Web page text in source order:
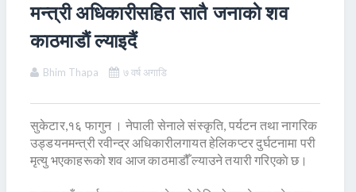
मन्त्री अधिकारीसहित सातै जनाकाे शव
काठमाडाैं ल्याइदैं
Bhim Thapa ७ वर्ष अगाडि
सुकेटार,१६ फागुन । नेपाली सेनाले संस्कृति, पर्यटन तथा नागरिक
उड्डयनमन्त्री रवीन्द्र अधिकारीलगायत हेलिकप्टर दुर्घटनामा परी
मृत्यु भएकाहरूको शव आज काठमाडौँ ल्याउने तयारी गरिएकाे छ।